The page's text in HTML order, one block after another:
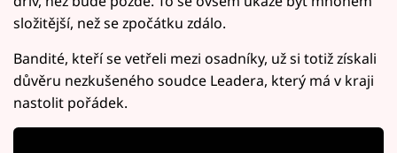
složitější, než se zpočátku zdálo.
Bandité, kteří se vetřeli mezi osadníky, už si totiž získali
důvěru nezkušeného soudce Leadera, který má v kraji
nastolit pořádek.